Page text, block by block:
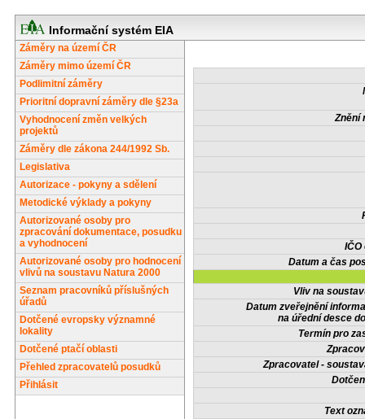
Informační systém EIA
Záměry na území ČR
Záměry mimo území ČR
Podlimitní záměry
Prioritní dopravní záměry dle §23a
Vyhodnocení změn velkých
projektů
Záměry dle zákona 244/1992 Sb.
Legislativa
Autorizace - pokyny a sdělení
Metodické výklady a pokyny
Autorizované osoby pro
zpracování dokumentace, posudku
a vyhodnocení
Autorizované osoby pro hodnocení
vlivů na soustavu Natura 2000
Seznam pracovníků příslušných
úřadů
Dotčené evropsky významné
lokality
Dotčené ptačí oblasti
Přehled zpracovatelů posudků
Přihlásit
Znění
IČO
Datum a čas
Vliv na
Datum zveřejnění
na úřední desce
Termín pro
Zpracovatel -
Text